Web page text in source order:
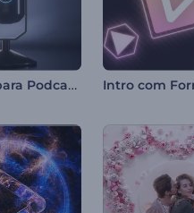
Abertura para Podcasts